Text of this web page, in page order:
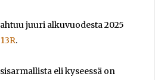
juuri alkuvuodesta 2025
.
eli kyseessä on